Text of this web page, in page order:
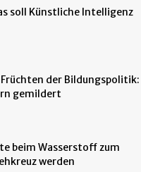
soll Künstliche Intelligenz
Früchten der Bildungspolitik:
gemildert
beim Wasserstoff zum
werden